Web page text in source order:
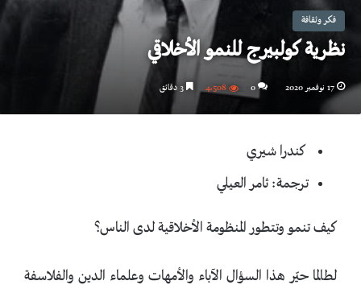
فكر وثقافة
نظرية كولبيرج للنمو الأخلاقي
17 نوفمبر 2020 0 4٬508
كندرا شيري
ترجمة: ثامر العيلي
كيف تنمو وتتطور المنظومة الأخلاقية لدى الناس؟
لطالما حيّر هذا السؤال الآباء والأمهات وعلماء الدين والفلاسفة